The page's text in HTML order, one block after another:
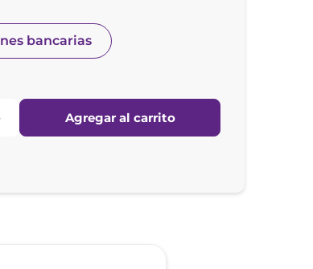
bancarias
Agregar al carrito